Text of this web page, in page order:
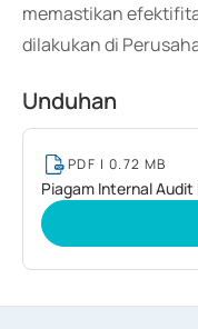
memastikan
dilakukan di
Unduhan
PDF | 0.72 MB
Piagam Internal Audit